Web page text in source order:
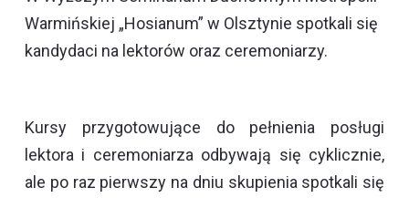
Warmińskiej „Hosianum” w Olsztynie spotkali się
kandydaci na lektorów oraz ceremoniarzy.
Kursy przygotowujące do pełnienia posługi
lektora i ceremoniarza odbywają się cyklicznie,
ale po raz pierwszy na dniu skupienia spotkali się